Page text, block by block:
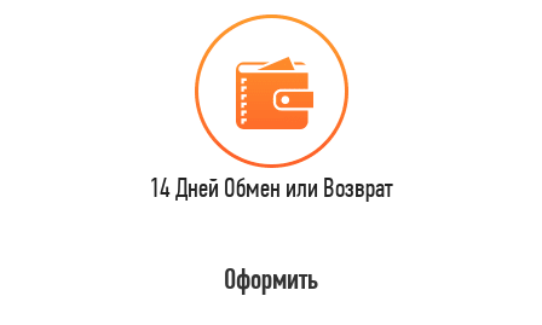
14 Дней Обмен или Возврат
Оформить